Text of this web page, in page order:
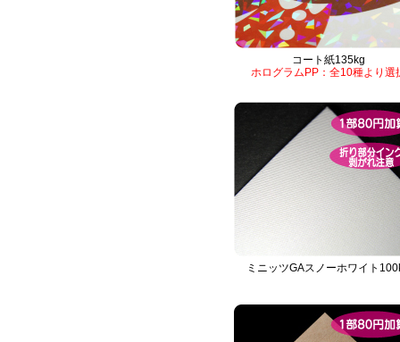
コート紙135kg
ホログラムPP：全10種より選
ミニッツGAスノーホワイト